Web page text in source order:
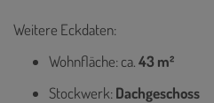
Weitere Eckdaten:
Wohnfläche: ca.43 m²
Stockwerk:Dachgeschoss